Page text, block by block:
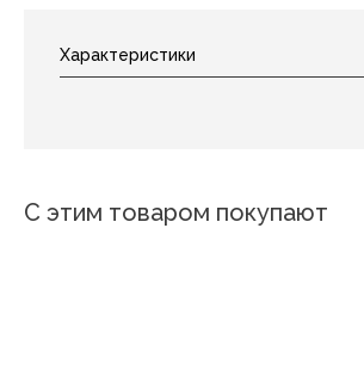
С этим товаром покупают